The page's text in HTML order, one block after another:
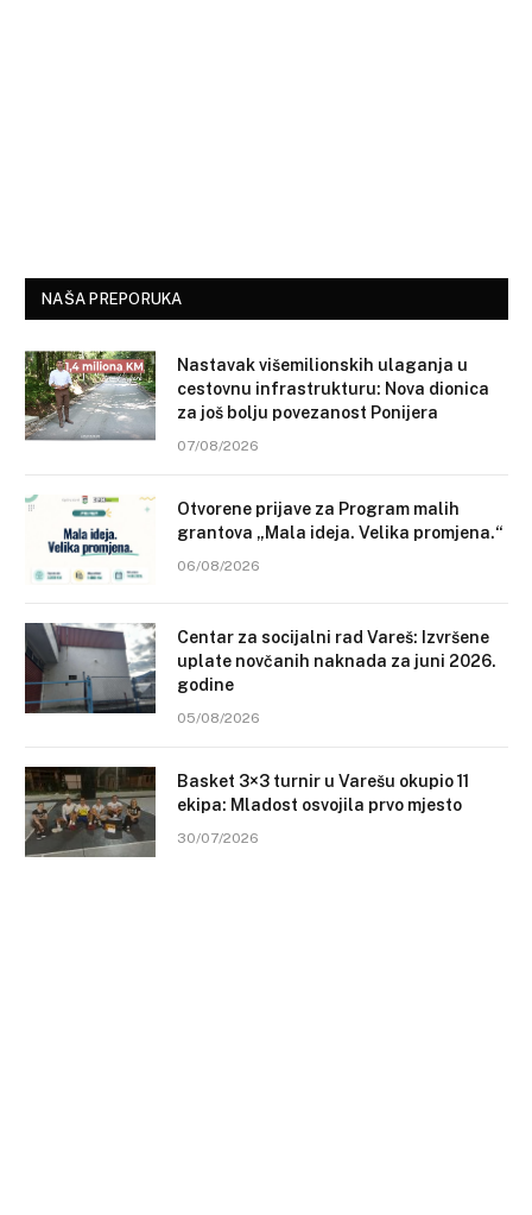
NAŠA PREPORUKA
Nastavak višemilionskih ulaganja u
cestovnu infrastrukturu: Nova dionica
za još bolju povezanost Ponijera
07/08/2026
Otvorene prijave za Program malih
grantova „Mala ideja. Velika promjena.“
06/08/2026
Centar za socijalni rad Vareš: Izvršene
uplate novčanih naknada za juni 2026.
godine
05/08/2026
Basket 3×3 turnir u Varešu okupio 11
ekipa: Mladost osvojila prvo mjesto
30/07/2026